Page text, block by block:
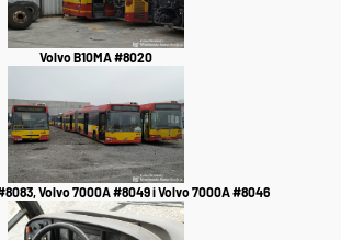
Volvo B10MA #8020
Volvo 7000A #8049 i Volvo 7000A #8046